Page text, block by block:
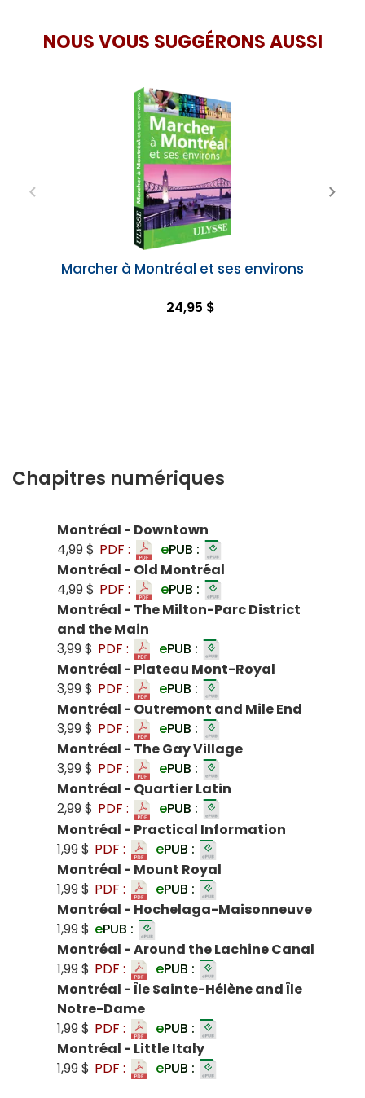
NOUS VOUS SUGGÉRONS AUSSI
Marcher à Montréal et ses environs
24,95 $
Chapitres numériques
Montréal - Downtown
4,99 $ PDF : ePUB :
Montréal - Old Montréal
4,99 $ PDF : ePUB :
Montréal - The Milton-Parc District
and the Main
3,99 $ PDF : ePUB :
Montréal - Plateau Mont-Royal
3,99 $ PDF : ePUB :
Montréal - Outremont and Mile End
3,99 $ PDF : ePUB :
Montréal - The Gay Village
3,99 $ PDF : ePUB :
Montréal - Quartier Latin
2,99 $ PDF : ePUB :
Montréal - Practical Information
1,99 $ PDF : ePUB :
Montréal - Mount Royal
1,99 $ PDF : ePUB :
Montréal - Hochelaga-Maisonneuve
1,99 $ ePUB :
Montréal - Around the Lachine Canal
1,99 $ PDF : ePUB :
Montréal - Île Sainte-Hélène and Île
Notre-Dame
1,99 $ PDF : ePUB :
Montréal - Little Italy
1,99 $ PDF : ePUB :